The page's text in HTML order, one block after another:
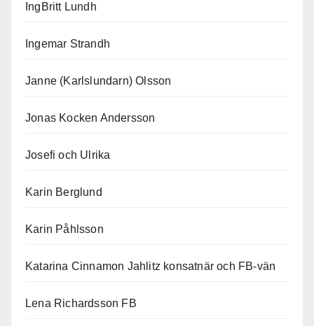
IngBritt Lundh
Ingemar Strandh
Janne (Karlslundarn) Olsson
Jonas Kocken Andersson
Josefi och Ulrika
Karin Berglund
Karin Påhlsson
Katarina Cinnamon Jahlitz konsatnär och FB-vän
Lena Richardsson FB